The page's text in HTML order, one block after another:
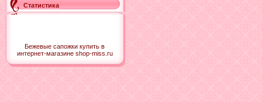
Статистика
Бежевые сапожки купить в
интернет-магазине shop-miss.ru